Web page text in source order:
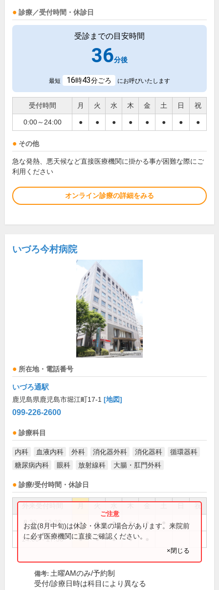
診療／受付時間・休診日
受診までの目安時間
36分後
最短 16時43分ごろ にお呼びいたします
受付時間 月 火 水 木 金 土 日 祝
0:00～24:00 ● ● ● ● ● ● ● ●
その他
急な発熱、悪天候など直接医療機関に掛かる事が困難な際にご
利用ください
オンライン診療の詳細をみる
いづろ今村病院
所在地・電話番号
いづろ通駅
鹿児島県鹿児島市堀江町17-1 [地図]
099-226-2600
診療科目
内科 血液内科 外科 消化器外科 消化器科
循環器科
糖尿病内科
眼科 放射線科 大腸・肛門外科
診療/受付時間・休診日
祝
8:30～12:30 ● ● ● ● ●
14:00～17:30 ● ● ● ●
お盆(8月中旬)は休診・休業の場合があります。来院前
に必ず医療機関に直接ご確認ください。
×閉じる
備考: 土曜AMのみ/予約制
受付/診療日時は科目により異なる